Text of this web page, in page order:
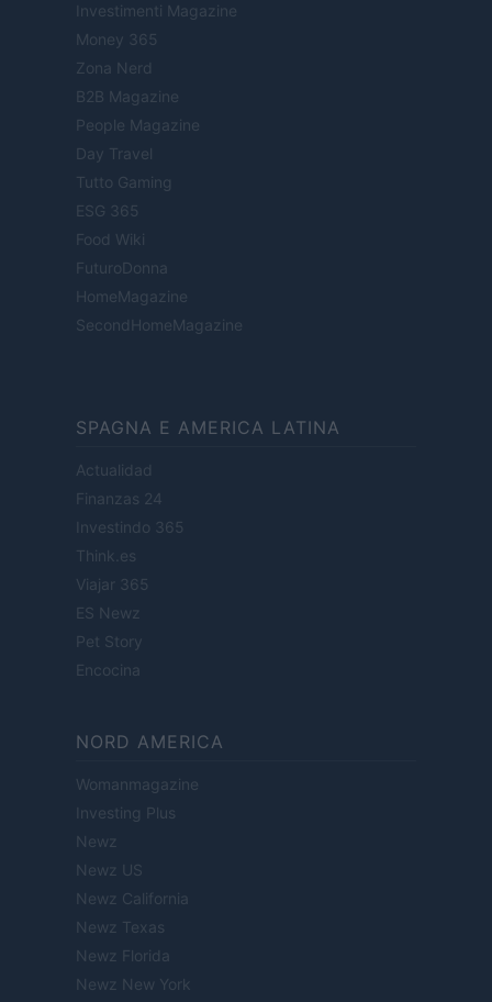
Investimenti Magazine
Money 365
Zona Nerd
B2B Magazine
People Magazine
Day Travel
Tutto Gaming
ESG 365
Food Wiki
FuturoDonna
HomeMagazine
SecondHomeMagazine
SPAGNA E AMERICA LATINA
Actualidad
Finanzas 24
Investindo 365
Think.es
Viajar 365
ES Newz
Pet Story
Encocina
NORD AMERICA
Womanmagazine
Investing Plus
Newz
Newz US
Newz California
Newz Texas
Newz Florida
Newz New York